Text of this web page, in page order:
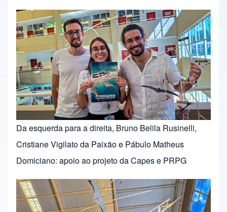
Da esquerda para a direita, Bruno Belila Rusinelli,
Cristiane Vigilato da Paixão e Pábulo Matheus
Domiciano: apoio ao projeto da Capes e PRPG